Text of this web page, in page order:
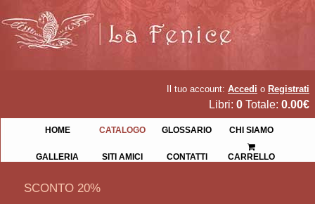
Il tuo account: Accedi o Registrati
Libri: 0 Totale: 0.00€
HOME CATALOGO GLOSSARIO CHI SIAMO
GALLERIA SITI AMICI CONTATTI CARRELLO
SCONTO 20%